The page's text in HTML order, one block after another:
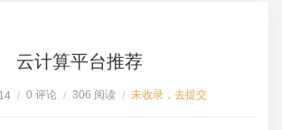
云计算平台推荐
/ 0 评论 / 306 阅读 / 未收录，去提交